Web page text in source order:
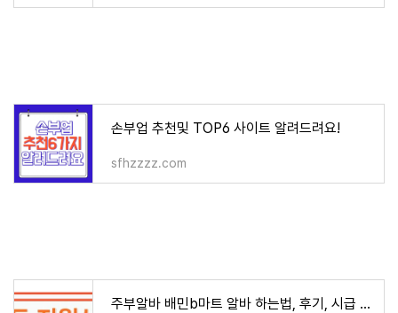
손부업 추천및 TOP6 사이트 알려드려요!
sfhzzzz.com
주부알바 배민b마트 알바 하는법, 후기, 시급 알아보기